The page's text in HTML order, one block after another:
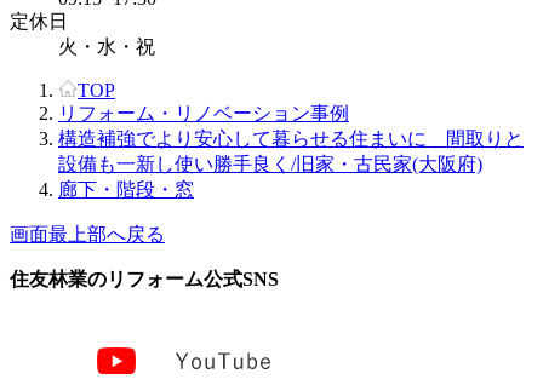
定休日
火・水・祝
TOP
リフォーム・リノベーション事例
構造補強でより安心して暮らせる住まいに 間取りと
設備も一新し使い勝手良く/旧家・古民家(大阪府)
廊下・階段・窓
画面最上部へ戻る
住友林業のリフォーム公式SNS